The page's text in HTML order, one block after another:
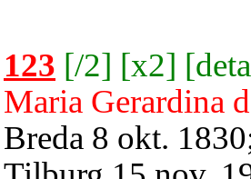
123 [/2] [x2] [
Maria Gerardina
Breda 8 okt.